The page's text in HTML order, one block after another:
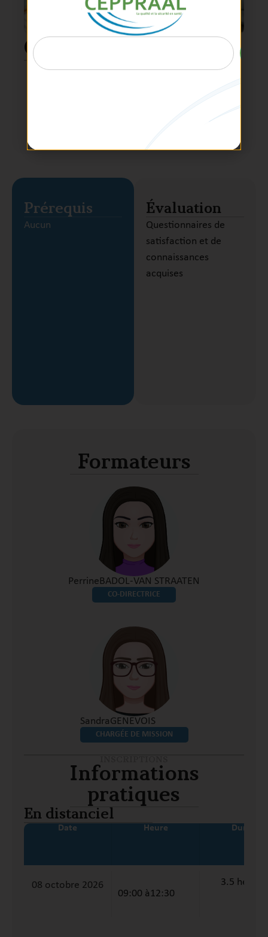
Contenu
Culture de sécurité des soins
Outils de prévention et de récupération
Gestion des interruptions de tâches
Prérequis
Aucun
Évaluation
Questionnaires de
satisfaction et de
connaissances
acquises
Formateurs
PerrineBADOL-VAN STRAATEN
CO-DIRECTRICE
SandraGENEVOIS
CHARGÉE DE MISSION
Informations
pratiques
En distanciel
Date Heure Durée
08 octobre 2026
09:00 à 12:30
3.5 heures